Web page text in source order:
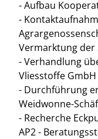
- Aufbau
-
Vermarktung der
- Verhandlung
Vliesstoffe GmbH
- Durchführung
Weidwonne-
- Recherche
AP2 -